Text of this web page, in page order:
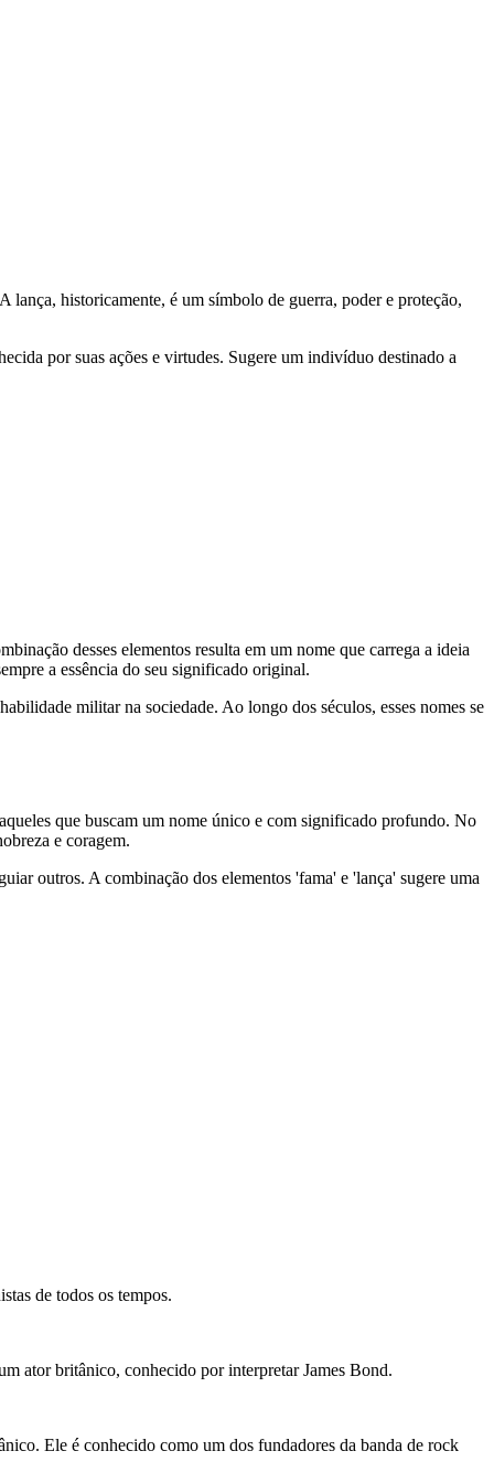
historicamente, é um símbolo de guerra, poder e proteção,
por suas ações e virtudes. Sugere um indivíduo destinado a
desses elementos resulta em um nome que carrega a ideia
a essência do seu significado original.
militar na sociedade. Ao longo dos séculos, esses nomes se
que buscam um nome único e com significado profundo. No
e coragem.
outros. A combinação dos elementos 'fama' e 'lança' sugere uma
de todos os tempos.
ator britânico, conhecido por interpretar James Bond.
Ele é conhecido como um dos fundadores da banda de rock